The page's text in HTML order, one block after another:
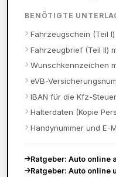
BENÖTIGTE
Fahrzeugschein (Teil I)
Fahrzeugbrief (Teil II)
Wunschkennzeichen
eVB-
IBAN für die Kfz-Steuer
Halterdaten (Kopie
Handynummer und E-
Ratgeber: Auto online
Ratgeber: Auto online